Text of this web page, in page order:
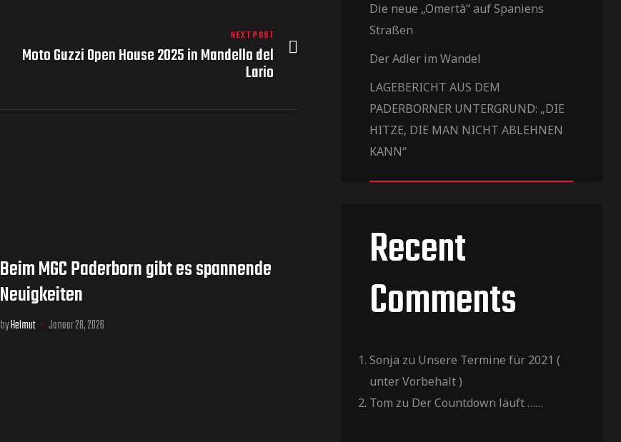
NEXT POST
Moto Guzzi Open House 2025 in Mandello del
Lario
Beim MGC Paderborn gibt es spannende
Neuigkeiten
byHelmut Januar 28, 2026
Die neue „Omertà“ auf Spaniens
Straßen
Der Adler im Wandel
LAGEBERICHT AUS DEM
PADERBORNER UNTERGRUND: „DIE
HITZE, DIE MAN NICHT ABLEHNEN
KANN“
Recent
Comments
Sonja zu Unsere Termine für 2021 (
unter Vorbehalt )
Tom zu Der Countdown läuft ……